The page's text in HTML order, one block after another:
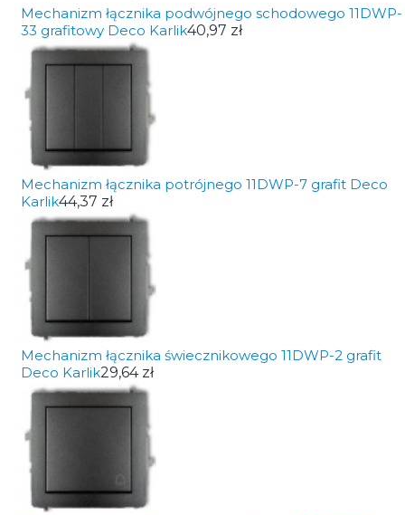
Mechanizm łącznika podwójnego schodowego 11DWP-
33 grafitowy Deco Karlik40,97 zł
Mechanizm łącznika potrójnego 11DWP-7 grafit Deco
Karlik44,37 zł
Mechanizm łącznika świecznikowego 11DWP-2 grafit
Deco Karlik29,64 zł